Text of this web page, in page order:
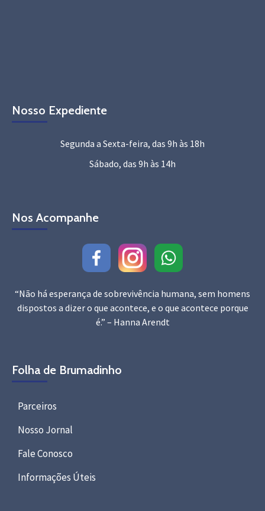
Nosso Expediente
Segunda a Sexta-feira, das 9h às 18h
Sábado, das 9h às 14h
Nos Acompanhe
“Não há esperança de sobrevivência humana, sem homens
dispostos a dizer o que acontece, e o que acontece porque
é.” – Hanna Arendt
Folha de Brumadinho
Parceiros
Nosso Jornal
Fale Conosco
Informações Úteis